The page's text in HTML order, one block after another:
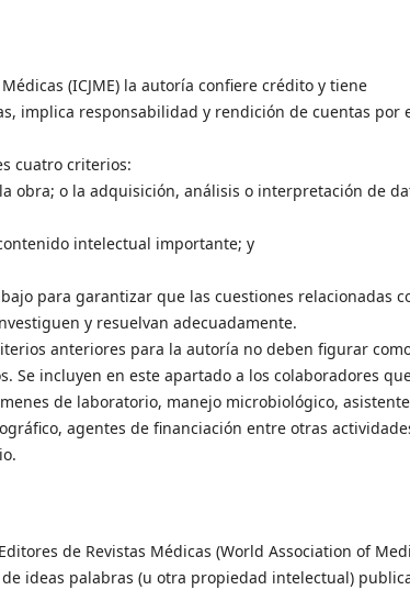
(ICJME) la autoría confiere crédito y tiene
implica responsabilidad y rendición de cuentas por
cuatro criterios:
obra; o la adquisición, análisis o interpretación de
intelectual importante; y
para garantizar que las cuestiones relacionadas
y resuelvan adecuadamente.
anteriores para la autoría no deben figurar
Se incluyen en este apartado a los colaboradores
de laboratorio, manejo microbiológico,
agentes de financiación entre otras
de Revistas Médicas (World Association of
ideas palabras (u otra propiedad intelectual)